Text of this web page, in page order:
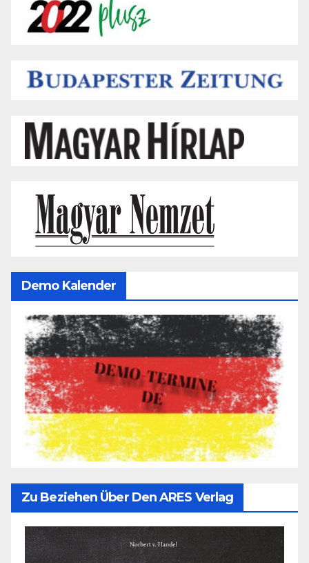
Demo Kalender
Zu Beziehen Über Den ARES Verlag